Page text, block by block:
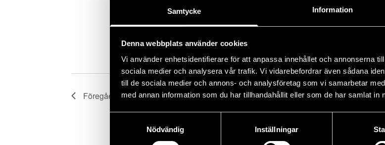
Samtycke Information
Denna webbplats använder cookies
Vi använder enhetsidentifierare för att anpassa innehållet och annonserna
sociala medier och analysera vår trafik. Vi vidarebefordrar även sådana
till de sociala medier och annons- och analysföretag som vi samarbetar
med annan information som du har tillhandahållit eller som de har samlat in
Nödvändig
Inställningar
anslutning till anläggningen. Hotellet är abbonerat för tävlande i Piteå Open med
förmånliga priser, först till kvarn! För att boka rum kontakta Piteå golfklubb på
Föregående dag